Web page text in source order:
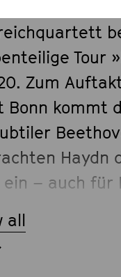
Tour
Zum
Bonn kommt
Haydn
– auch für
wiederum von
all